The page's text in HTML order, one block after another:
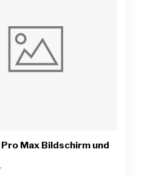
Max Bildschirm und